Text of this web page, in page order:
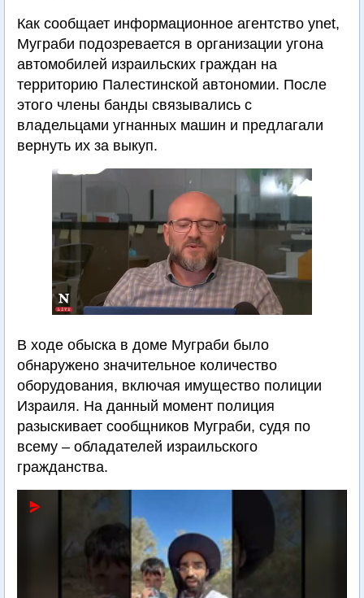
Как сообщает информационное агентство ynet,
Муграби подозревается в организации угона
автомобилей израильских граждан на
территорию Палестинской автономии. После
этого члены банды связывались с
владельцами угнанных машин и предлагали
вернуть их за выкуп.
В ходе обыска в доме Муграби было
обнаружено значительное количество
оборудования, включая имущество полиции
Израиля. На данный момент полиция
разыскивает сообщников Муграби, судя по
всему – обладателей израильского
гражданства.